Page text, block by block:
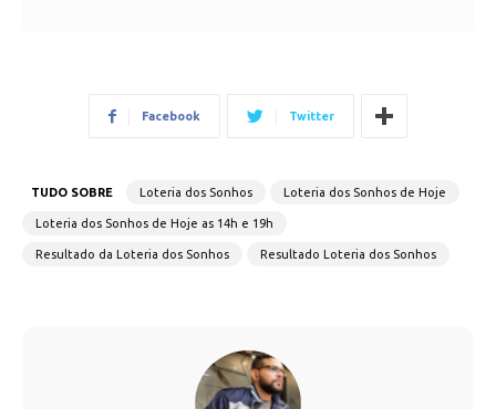
Facebook Twitter
TUDO SOBRE Loteria dos Sonhos Loteria dos Sonhos de Hoje
Loteria dos Sonhos de Hoje as 14h e 19h
Resultado da Loteria dos Sonhos Resultado Loteria dos Sonhos